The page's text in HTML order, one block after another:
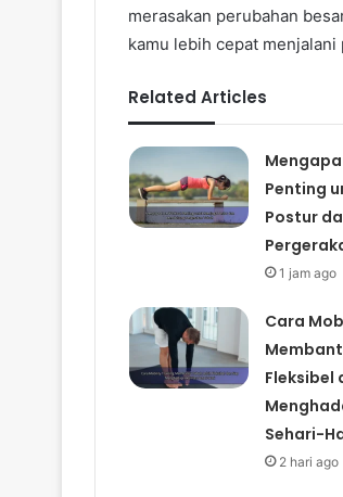
merasakan perubahan
kamu lebih cepat
Related Articles
Penting
Postur
1 jam ago
Cara
Fleksibel
Sehari-
2 hari ago